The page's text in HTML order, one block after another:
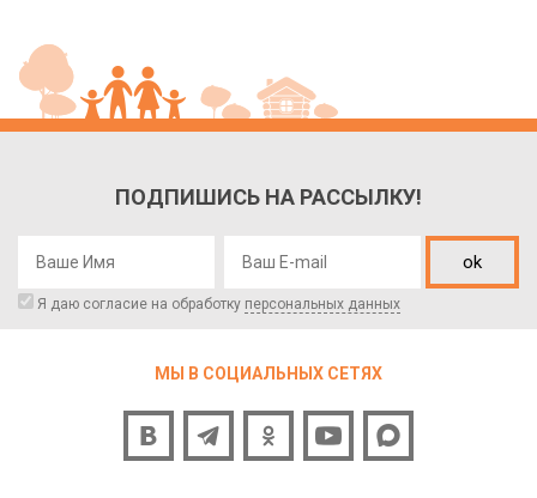
ПОДПИШИСЬ НА РАССЫЛКУ!
ok
Я даю согласие на обработку персональных данных
МЫ В СОЦИАЛЬНЫХ СЕТЯХ